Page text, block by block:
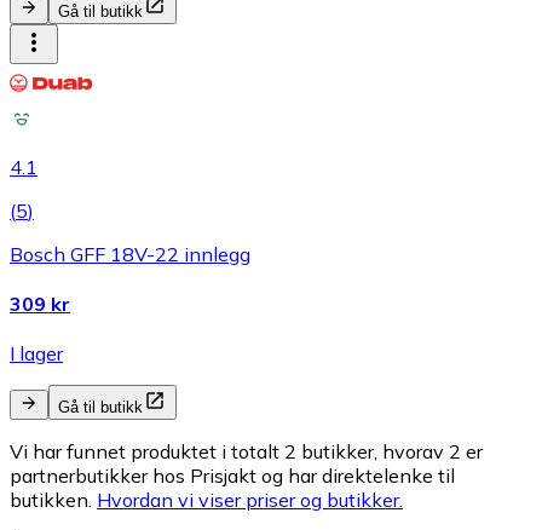
Gå til butikk
4.1
(5)
Bosch GFF 18V-22 innlegg
309 kr
I lager
Gå til butikk
Vi har funnet produktet i totalt 2 butikker, hvorav 2 er
partnerbutikker hos Prisjakt og har direktelenke til
butikken. Hvordan vi viser priser og butikker.